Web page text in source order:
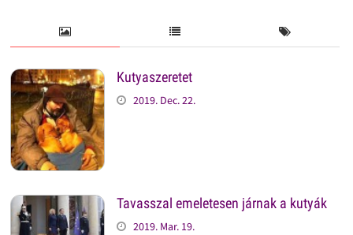
Kutyaszeretet
2019. Dec. 22.
Tavasszal emeletesen járnak a kutyák
2019. Mar. 19.